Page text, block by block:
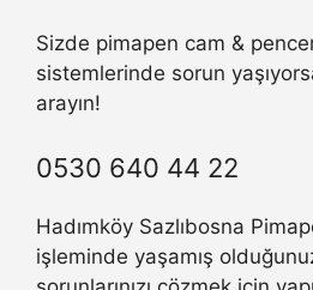
Sizde pimapen cam &
sistemlerinde sorun
arayın!
0530 640 44 22
Hadımköy Sazlıbosna
işleminde yaşamış